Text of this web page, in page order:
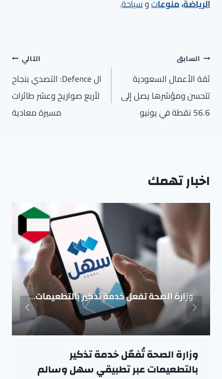
الرياضة،منوعاتوسياحة.
تصفّح
المقالات
السابق
ثقة الأعمال السعودية
تتحسن ومؤشرها يصل إلى
56.6 نقطة في يونيو
التالي
ال Defence: التصدي بنجاح
لأربع صواريخ وعشر طائرات
مسيرة معادية
اخبار تهمك
وزارة الصحة تُفعّل خدمة تذكير
بالتطعيمات عبر تطبيقي سهل وسالم